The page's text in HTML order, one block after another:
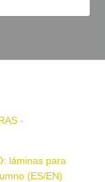
-
láminas para
(ES/EN)